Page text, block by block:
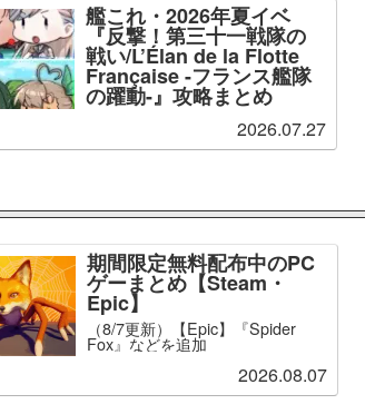
艦これ・2026年夏イベ
『反撃！第三十一戦隊の
戦い/L’Élan de la Flotte
Française -フランス艦隊
の躍動-』攻略まとめ
2026.07.27
期間限定無料配布中のPC
ゲーまとめ【Steam・
Epic】
（8/7更新）【Epic】『Spider
Fox』などを追加
2026.08.07